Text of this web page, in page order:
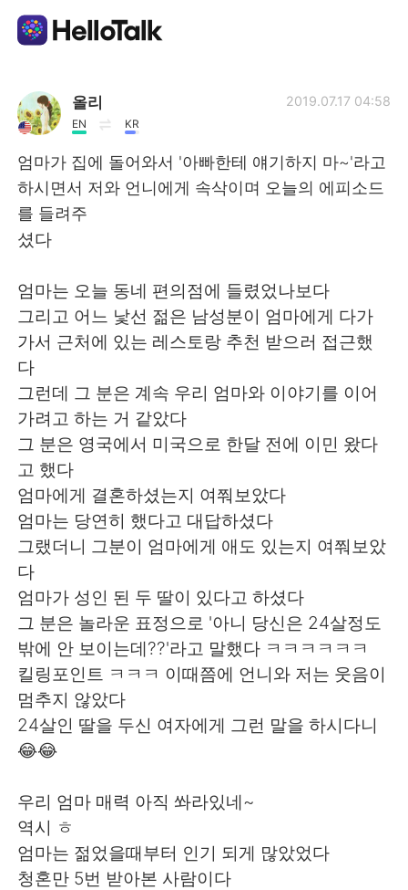
Aplikasi Pertukaran Bahasa
AI Grammar Checker
Indonesia
繁體中文 Español
Deutsch 日本語
한국어
ไทย Italiano
Türkçe Tiếng Việt
Português
올리
EN KR
2019.07.17 04:58
엄마가 집에 돌어와서 '아빠한테 얘기하지 마~'라고
하시면서 저와 언니에게 속삭이며 오늘의 에피소드
를 들려주
셨다
엄마는 오늘 동네 편의점에 들렸었나보다
그리고 어느 낯선 젊은 남성분이 엄마에게 다가
가서 근처에 있는 레스토랑 추천 받으러 접근했
다
그런데 그 분은 계속 우리 엄마와 이야기를 이어
가려고 하는 거 같았다
그 분은 영국에서 미국으로 한달 전에 이민 왔다
고 했다
엄마에게 결혼하셨는지 여쭤보았다
엄마는 당연히 했다고 대답하셨다
그랬더니 그분이 엄마에게 애도 있는지 여쭤보았
다
엄마가 성인 된 두 딸이 있다고 하셨다
그 분은 놀라운 표정으로 '아니 당신은 24살정도
밖에 안 보이는데??'라고 말했다 ㅋㅋㅋㅋㅋㅋ
킬링포인트 ㅋㅋㅋ 이때쯤에 언니와 저는 웃음이
멈추지 않았다
24살인 딸을 두신 여자에게 그런 말을 하시다니
😂😂
우리 엄마 매력 아직 쏴라있네~
역시 ㅎ
엄마는 젊었을때부터 인기 되게 많았었다
청혼만 5번 받아본 사람이다